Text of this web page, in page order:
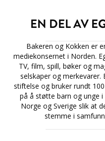
EN DEL AV
Bakeren og Kokken er
mediekonsernet i Norden.
TV, film, spill, bøker og
selskaper og
stiftelse og bruker rundt
på å støtte barn og unge
Norge og Sverige slik at
stemme i